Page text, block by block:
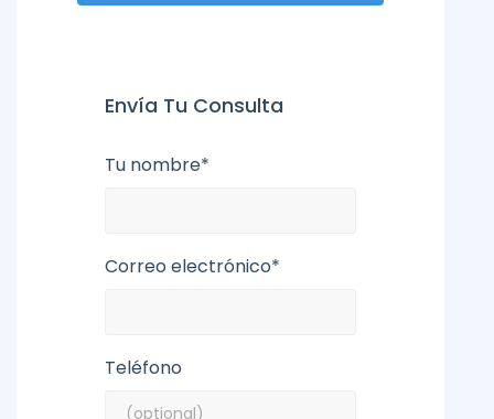
Envía Tu Consulta
Tu nombre*
Correo electrónico*
Teléfono